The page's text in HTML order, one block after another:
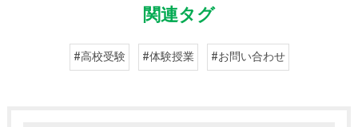
関連タグ
#高校受験 #体験授業 #お問い合わせ